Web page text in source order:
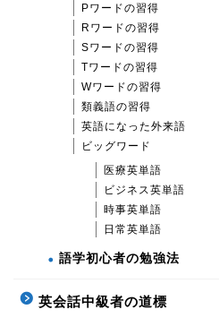
Pワードの習得
Rワードの習得
Sワードの習得
Tワードの習得
Wワードの習得
類義語の習得
英語になった外来語
ビッグワード
医療英単語
ビジネス英単語
時事英単語
日常英単語
語学初心者の勉強法
英会話中級者の道標